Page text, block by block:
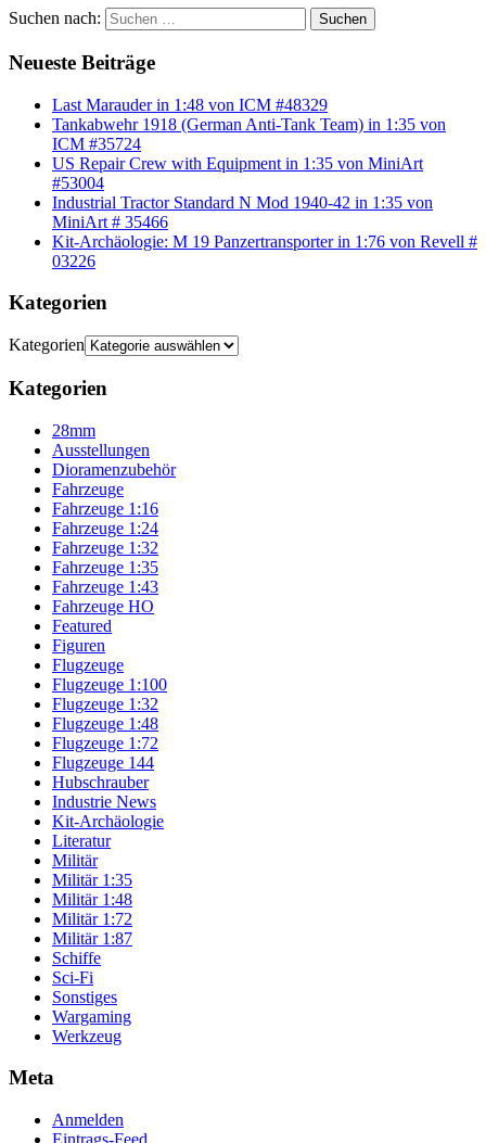
Suchen nach: Suchen
Neueste Beiträge
Last Marauder in 1:48 von ICM #48329
Tankabwehr 1918 (German Anti-Tank Team) in 1:35 von
ICM #35724
US Repair Crew with Equipment in 1:35 von MiniArt
#53004
Industrial Tractor Standard N Mod 1940-42 in 1:35 von
MiniArt # 35466
Kit-Archäologie: M 19 Panzertransporter in 1:76 von Revell #
03226
Kategorien
Kategorien
Kategorien
28mm
Ausstellungen
Dioramenzubehör
Fahrzeuge
Fahrzeuge 1:16
Fahrzeuge 1:24
Fahrzeuge 1:32
Fahrzeuge 1:35
Fahrzeuge 1:43
Fahrzeuge HO
Featured
Figuren
Flugzeuge
Flugzeuge 1:100
Flugzeuge 1:32
Flugzeuge 1:48
Flugzeuge 1:72
Flugzeuge 144
Hubschrauber
Industrie News
Kit-Archäologie
Literatur
Militär
Militär 1:35
Militär 1:48
Militär 1:72
Militär 1:87
Schiffe
Sci-Fi
Sonstiges
Wargaming
Werkzeug
Meta
Anmelden
Eintrags-Feed